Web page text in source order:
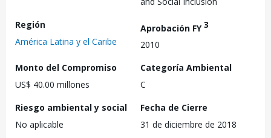
Región
América Latina y el Caribe
Aprobación FY3
2010
Monto del Compromiso
US$ 40.00 millones
Categoría Ambiental
C
Riesgo ambiental y social
No aplicable
Fecha de Cierre
31 de diciembre de 2018